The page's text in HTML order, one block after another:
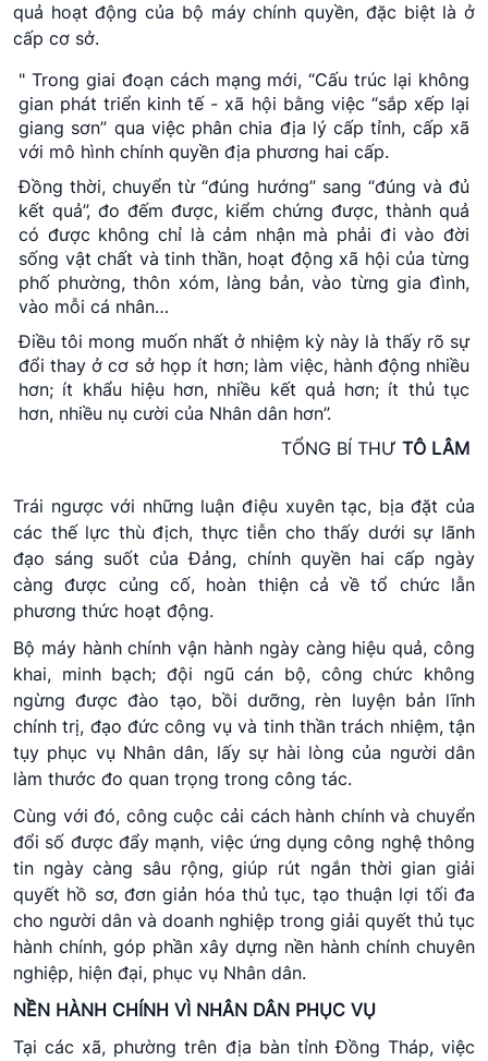
quả hoạt động của bộ máy chính quyền, đặc biệt là ở
cấp cơ sở.
" Trong giai đoạn cách mạng mới, “Cấu trúc lại không
gian phát triển kinh tế - xã hội bằng việc “sắp xếp lại
giang sơn” qua việc phân chia địa lý cấp tỉnh, cấp xã
với mô hình chính quyền địa phương hai cấp.
Đồng thời, chuyển từ “đúng hướng” sang “đúng và đủ
kết quả”, đo đếm được, kiểm chứng được, thành quả
có được không chỉ là cảm nhận mà phải đi vào đời
sống vật chất và tinh thần, hoạt động xã hội của từng
phố phường, thôn xóm, làng bản, vào từng gia đình,
vào mỗi cá nhân…
Điều tôi mong muốn nhất ở nhiệm kỳ này là thấy rõ sự
đổi thay ở cơ sở họp ít hơn; làm việc, hành động nhiều
hơn; ít khẩu hiệu hơn, nhiều kết quả hơn; ít thủ tục
hơn, nhiều nụ cười của Nhân dân hơn”.
TỔNG BÍ THƯ TÔ LÂM
Trái ngược với những luận điệu xuyên tạc, bịa đặt của
các thế lực thù địch, thực tiễn cho thấy dưới sự lãnh
đạo sáng suốt của Đảng, chính quyền hai cấp ngày
càng được củng cố, hoàn thiện cả về tổ chức lẫn
phương thức hoạt động.
Bộ máy hành chính vận hành ngày càng hiệu quả, công
khai, minh bạch; đội ngũ cán bộ, công chức không
ngừng được đào tạo, bồi dưỡng, rèn luyện bản lĩnh
chính trị, đạo đức công vụ và tinh thần trách nhiệm, tận
tụy phục vụ Nhân dân, lấy sự hài lòng của người dân
làm thước đo quan trọng trong công tác.
Cùng với đó, công cuộc cải cách hành chính và chuyển
đổi số được đẩy mạnh, việc ứng dụng công nghệ thông
tin ngày càng sâu rộng, giúp rút ngắn thời gian giải
quyết hồ sơ, đơn giản hóa thủ tục, tạo thuận lợi tối đa
cho người dân và doanh nghiệp trong giải quyết thủ tục
hành chính, góp phần xây dựng nền hành chính chuyên
nghiệp, hiện đại, phục vụ Nhân dân.
NỀN HÀNH CHÍNH VÌ NHÂN DÂN PHỤC VỤ
Tại các xã, phường trên địa bàn tỉnh Đồng Tháp, việc